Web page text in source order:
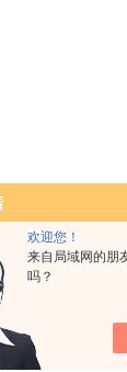
欢迎您！
来自局域网的朋
吗？